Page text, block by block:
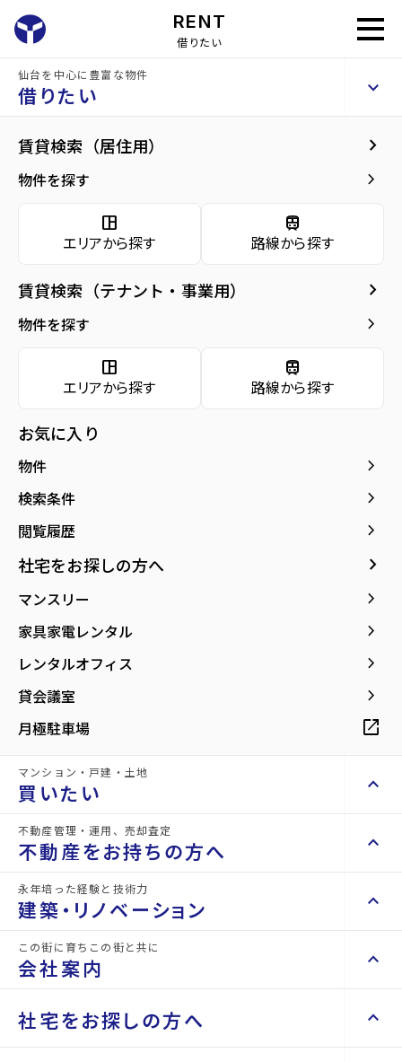
RENT
借りたい
仙台を中心に豊富な物件
借りたい keyboard_arrow_up
賃貸検索（居住用） keyboard_arrow_right
物件を探す keyboard_arrow_right
space_dashboard
エリアから探す
train
路線から探す
賃貸検索（テナント・事業用） keyboard_arrow_right
物件を探す keyboard_arrow_right
space_dashboard
エリアから探す
train
路線から探す
お気に入り
物件 keyboard_arrow_right
検索条件 keyboard_arrow_right
閲覧履歴 keyboard_arrow_right
社宅をお探しの方へ keyboard_arrow_right
マンスリー keyboard_arrow_right
家具家電レンタル keyboard_arrow_right
レンタルオフィス keyboard_arrow_right
貸会議室 keyboard_arrow_right
月極駐車場 open_in_new
マンション・戸建・土地
買いたい keyboard_arrow_up
不動産を買いたい方へ keyboard_arrow_right
space_dashboard
エリアから探す
space_dashboard
不動産管理・運用、売却査定
不動産をお持ちの方へ keyboard_arrow_up
不動産をお持ちの方へ keyboard_arrow_right
山一地所の賃貸管理
不動産を貸すまでの流れ
空き家サポートサービス
永年培った経験と技術力
建築・リノベーション keyboard_arrow_up
建築・リノベーション keyboard_arrow_right
Renotta（リノッタ） keyboard_arrow_right
この街に育ちこの街と共に
会社案内 keyboard_arrow_up
会社案内 keyboard_arrow_right
社宅をお探しの方へ keyboard_arrow_up
貸事務所 インテレクト21ビル
建物概要
現在募集中の物件arrow_forward
arrow_forward
地図・周辺環境 arrow_forward
インテレクト21ビル
種別／構造 貸事務所／鉄骨造
アクセス
仙台市地下鉄南北線/八乙女駅 徒歩20分
仙台市地下鉄南北線/黒松駅 徒歩35分
所在地
現在募集中の物件 arrow_forward
print 印刷
エントランス
同じ建物で現在募集中
の物件